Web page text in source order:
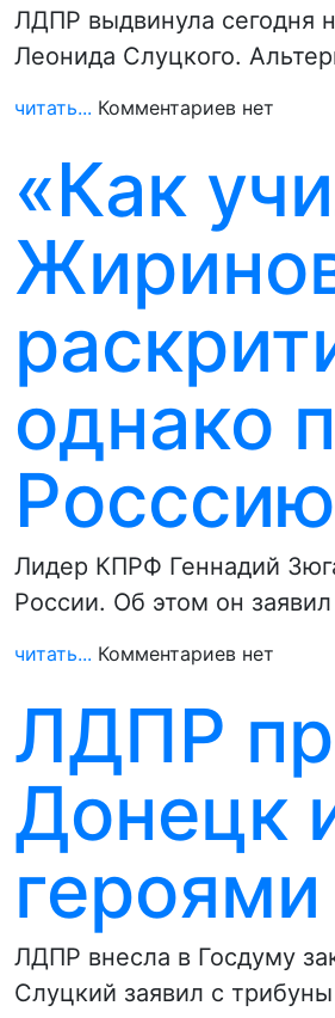
ЛДПР выдвинула сегодня
Леонида Слуцкого.
читать... Комментариев нет
«Как
однако
Лидер КПРФ Геннадий
России. Об этом он
читать... Комментариев нет
ЛДПР
Донецк
героями
ЛДПР внесла в Госдуму
Слуцкий заявил с